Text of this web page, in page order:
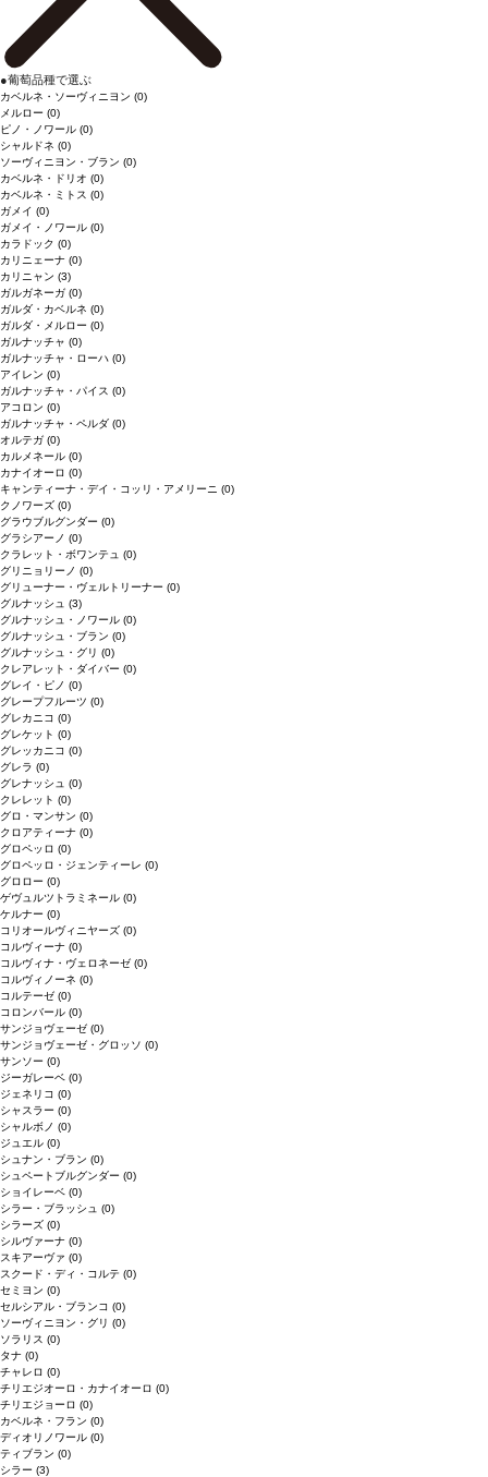
●葡萄品種で選ぶ
カベルネ・ソーヴィニヨン (0)
メルロー (0)
ピノ・ノワール (0)
シャルドネ (0)
ソーヴィニヨン・ブラン (0)
カベルネ・ドリオ (0)
カベルネ・ミトス (0)
ガメイ (0)
ガメイ・ノワール (0)
カラドック (0)
カリニェーナ (0)
カリニャン (3)
ガルガネーガ (0)
ガルダ・カベルネ (0)
ガルダ・メルロー (0)
ガルナッチャ (0)
ガルナッチャ・ローハ (0)
アイレン (0)
ガルナッチャ・パイス (0)
アコロン (0)
ガルナッチャ・ペルダ (0)
オルテガ (0)
カルメネール (0)
カナイオーロ (0)
キャンティーナ・デイ・コッリ・アメリーニ (0)
クノワーズ (0)
グラウブルグンダー (0)
グラシアーノ (0)
クラレット・ボワンテュ (0)
グリニョリーノ (0)
グリューナー・ヴェルトリーナー (0)
グルナッシュ (3)
グルナッシュ・ノワール (0)
グルナッシュ・ブラン (0)
グルナッシュ・グリ (0)
クレアレット・ダイバー (0)
グレイ・ピノ (0)
グレープフルーツ (0)
グレカニコ (0)
グレケット (0)
グレッカニコ (0)
グレラ (0)
グレナッシュ (0)
クレレット (0)
グロ・マンサン (0)
クロアティーナ (0)
グロペッロ (0)
グロペッロ・ジェンティーレ (0)
グロロー (0)
ゲヴュルツトラミネール (0)
ケルナー (0)
コリオールヴィニヤーズ (0)
コルヴィーナ (0)
コルヴィナ・ヴェロネーゼ (0)
コルヴィノーネ (0)
コルテーゼ (0)
コロンバール (0)
サンジョヴェーゼ (0)
サンジョヴェーゼ・グロッソ (0)
サンソー (0)
ジーガレーベ (0)
ジェネリコ (0)
シャスラー (0)
シャルボノ (0)
ジュエル (0)
シュナン・ブラン (0)
シュペートブルグンダー (0)
ショイレーベ (0)
シラー・ブラッシュ (0)
シラーズ (0)
シルヴァーナ (0)
スキアーヴァ (0)
スクード・ディ・コルテ (0)
セミヨン (0)
セルシアル・ブランコ (0)
ソーヴィニヨン・グリ (0)
ソラリス (0)
タナ (0)
チャレロ (0)
チリエジオーロ・カナイオーロ (0)
チリエジョーロ (0)
カベルネ・フラン (0)
ディオリノワール (0)
ティブラン (0)
シラー (3)